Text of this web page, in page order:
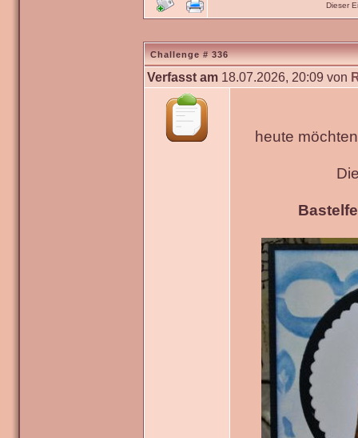
Dieser
Challenge # 336
Verfasst am 18.07.2026, 20:09 von
heute